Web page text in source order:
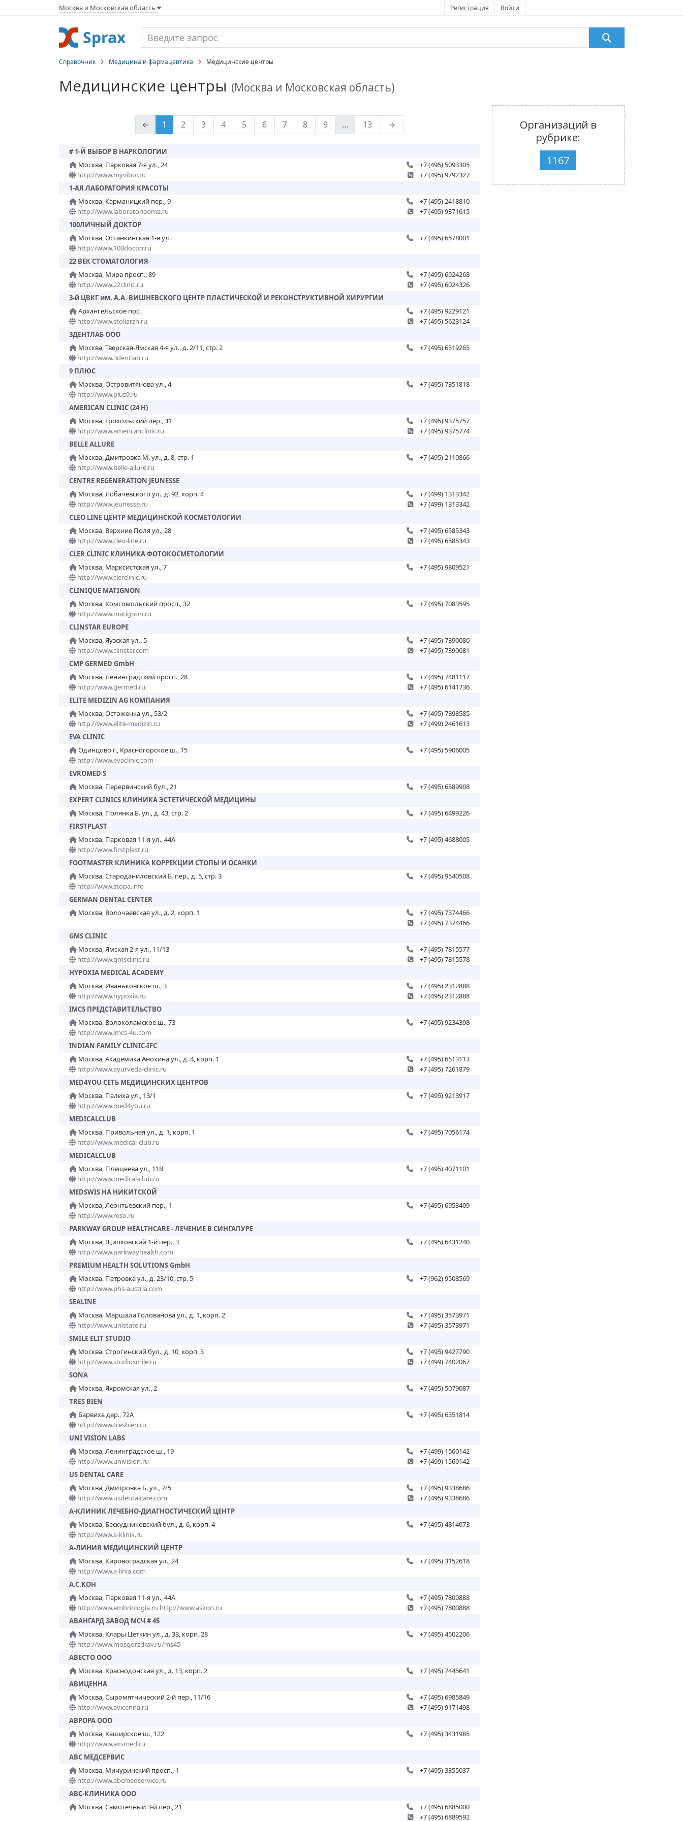
Москва и Московская область Регистрация Войти
Sprax
Справочник Медицина и фармацевтика Медицинские центры
Медицинские центры (Москва и Московская область)
← 1 2 3 4 5 6 7 8 9 … 13 →
# 1-Й ВЫБОР В НАРКОЛОГИИ
Москва, Парковая 7-я ул., 24
http://www.myvibor.ru
+7 (495) 5093305
+7 (495) 9792327
1-АЯ ЛАБОРАТОРИЯ КРАСОТЫ
Москва, Карманицкий пер., 9
http://www.laboratoriadma.ru
+7 (495) 2418810
+7 (495) 9371615
100ЛИЧНЫЙ ДОКТОР
Москва, Останкинская 1-я ул.
http://www.100doctor.ru
+7 (495) 6578001
22 ВЕК СТОМАТОЛОГИЯ
Москва, Мира просп., 89
http://www.22clinic.ru
+7 (495) 6024268
+7 (495) 6024326
3-й ЦВКГ им. А.А. ВИШНЕВСКОГО ЦЕНТР ПЛАСТИЧЕСКОЙ И РЕКОНСТРУКТИВНОЙ ХИРУРГИИ
Архангельское пос.
http://www.stoliarzh.ru
+7 (495) 9229121
+7 (495) 5623124
3ДЕНТЛАБ ООО
Москва, Тверская-Ямская 4-я ул., д. 2/11, стр. 2
http://www.3dentlab.ru
+7 (495) 6519265
9 ПЛЮС
Москва, Островитянова ул., 4
http://www.plus9.ru
+7 (495) 7351818
AMERICAN CLINIC (24 H)
Москва, Грохольский пер., 31
http://www.americanclinic.ru
+7 (495) 9375757
+7 (495) 9375774
BELLE ALLURE
Москва, Дмитровка М. ул., д. 8, стр. 1
http://www.belle-allure.ru
+7 (495) 2110866
CENTRE REGENERATION JEUNESSE
Москва, Лобачевского ул., д. 92, корп. 4
http://www.jeunesse.ru
+7 (499) 1313342
+7 (499) 1313342
CLEO LINE ЦЕНТР МЕДИЦИНСКОЙ КОСМЕТОЛОГИИ
Москва, Верхние Поля ул., 28
http://www.cleo-line.ru
+7 (495) 6585343
+7 (495) 6585343
CLER CLINIC КЛИНИКА ФОТОКОСМЕТОЛОГИИ
Москва, Марксистская ул., 7
http://www.clerclinic.ru
+7 (495) 9809521
CLINIQUE MATIGNON
Москва, Комсомольский просп., 32
http://www.matignon.ru
+7 (495) 7083595
CLINSTAR EUROPE
Москва, Яузская ул., 5
http://www.clinstar.com
+7 (495) 7390080
+7 (495) 7390081
CMP GERMED GmbH
Москва, Ленинградский просп., 28
http://www.germed.ru
+7 (495) 7481117
+7 (495) 6141736
ELITE MEDIZIN AG КОМПАНИЯ
Москва, Остоженка ул., 53/2
http://www.elite-medizin.ru
+7 (495) 7898585
+7 (499) 2461613
EVA CLINIC
Одинцово г., Красногорское ш., 15
http://www.evaclinic.com
+7 (495) 5906005
EVROMED S
Москва, Перервинский бул., 21
+7 (495) 6589908
EXPERT CLINICS КЛИНИКА ЭСТЕТИЧЕСКОЙ МЕДИЦИНЫ
Москва, Полянка Б. ул., д. 43, стр. 2
+7 (495) 6499226
FIRSTPLAST
Москва, Парковая 11-я ул., 44А
http://www.firstplast.ru
+7 (495) 4688005
FOOTMASTER КЛИНИКА КОРРЕКЦИИ СТОПЫ И ОСАНКИ
Москва, Староданиловский Б. пер., д. 5, стр. 3
http://www.stopa.info
+7 (495) 9540508
GERMAN DENTAL CENTER
Москва, Волочаевская ул., д. 2, корп. 1
+7 (495) 7374466
+7 (495) 7374466
GMS CLINIC
Москва, Ямская 2-я ул., 11/13
http://www.gmsclinic.ru
+7 (495) 7815577
+7 (495) 7815578
HYPOXIA MEDICAL ACADEMY
Москва, Иваньковское ш., 3
http://www.hypoxia.ru
+7 (495) 2312888
+7 (495) 2312888
IMCS ПРЕДСТАВИТЕЛЬСТВО
Москва, Волоколамское ш., 73
http://www.imcs-4u.com
+7 (495) 9234398
INDIAN FAMILY CLINIC-IFC
Москва, Академика Анохина ул., д. 4, корп. 1
http://www.ayurveda-clinic.ru
+7 (495) 6513113
+7 (495) 7261879
MED4YOU СЕТЬ МЕДИЦИНСКИХ ЦЕНТРОВ
Москва, Палиха ул., 13/1
http://www.med4you.ru
+7 (495) 9213917
MEDICALCLUB
Москва, Привольная ул., д. 1, корп. 1
http://www.medical-club.ru
+7 (495) 7056174
MEDICALCLUB
Москва, Плещеева ул., 11В
http://www.medical-club.ru
+7 (495) 4071101
MEDSWIS НА НИКИТСКОЙ
Москва, Леонтьевский пер., 1
http://www.reso.ru
+7 (495) 6953409
PARKWAY GROUP HEALTHCARE - ЛЕЧЕНИЕ В СИНГАПУРЕ
Москва, Щипковский 1-й пер., 3
http://www.parkwayhealth.com
+7 (495) 6431240
PREMIUM HEALTH SOLUTIONS GmbH
Москва, Петровка ул., д. 23/10, стр. 5
http://www.phs-austria.com
+7 (962) 9508569
SEALINE
Москва, Маршала Голованова ул., д. 1, корп. 2
http://www.unistate.ru
+7 (495) 3573971
+7 (495) 3573971
SMILE ELIT STUDIO
Москва, Строгинский бул., д. 10, корп. 3
http://www.studiosmile.ru
+7 (495) 9427790
+7 (499) 7402067
SONA
Москва, Яхромская ул., 2
+7 (495) 5079087
TRES BIEN
Барвиха дер., 72А
http://www.tresbien.ru
+7 (495) 6351814
UNI VISION LABS
Москва, Ленинградское ш., 19
http://www.univision.ru
+7 (499) 1560142
+7 (499) 1560142
US DENTAL CARE
Москва, Дмитровка Б. ул., 7/5
http://www.usdentalcare.com
+7 (495) 9338686
+7 (495) 9338686
А-КЛИНИК ЛЕЧЕБНО-ДИАГНОСТИЧЕСКИЙ ЦЕНТР
Москва, Бескудниковский бул., д. 6, корп. 4
http://www.a-klinik.ru
+7 (495) 4814073
А-ЛИНИЯ МЕДИЦИНСКИЙ ЦЕНТР
Москва, Кировоградская ул., 24
http://www.a-linia.com
+7 (495) 3152618
А.С.КОН
Москва, Парковая 11-я ул., 44А
http://www.embriologia.ru http://www.askon.ru
+7 (495) 7800888
+7 (495) 7800888
АВАНГАРД ЗАВОД МСЧ # 45
Москва, Клары Цеткин ул., д. 33, корп. 28
http://www.mosgorzdrav.ru/ms45
+7 (495) 4502206
АВЕСТО ООО
Москва, Краснодонская ул., д. 13, корп. 2
+7 (495) 7445641
АВИЦЕННА
Москва, Сыромятнический 2-й пер., 11/16
http://www.avicenna.ru
+7 (495) 6985849
+7 (495) 9171498
АВРОРА ООО
Москва, Каширское ш., 122
http://www.avsmed.ru
+7 (495) 3431985
АВС МЕДСЕРВИС
Москва, Мичуринский просп., 1
http://www.abcmedservice.ru
+7 (495) 3355037
АВС-КЛИНИКА ООО
Москва, Самотечный 3-й пер., 21
+7 (495) 6885000
+7 (495) 6889592
Организаций в
рубрике:
1167